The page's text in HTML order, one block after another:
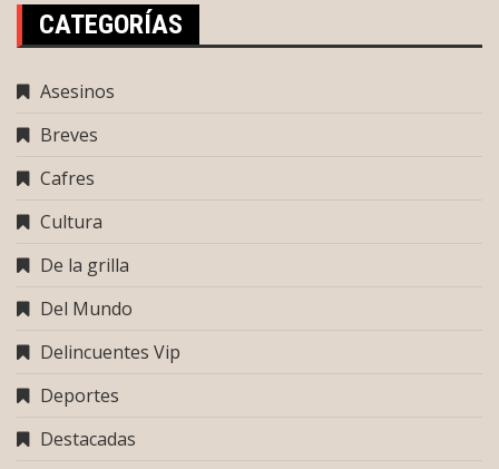
CATEGORÍAS
Asesinos
Breves
Cafres
Cultura
De la grilla
Del Mundo
Delincuentes Vip
Deportes
Destacadas